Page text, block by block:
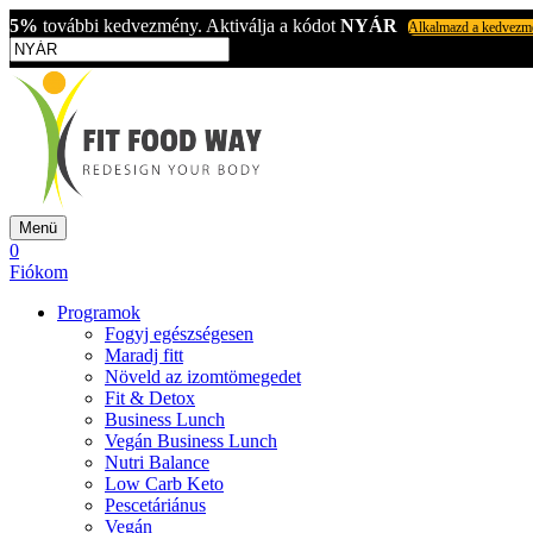
5% további kedvezmény. Aktiválja a kódot NYÁR Alkalmazd a
Menü
0
Fiókom
Programok
Fogyj egészségesen
Maradj fitt
Növeld az izomtömegedet
Fit & Detox
Business Lunch
Vegán Business Lunch
Nutri Balance
Low Carb Keto
Pescetáriánus
Vegán